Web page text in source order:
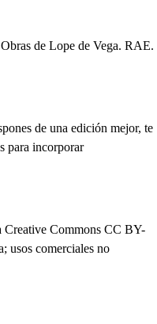
de Lope de Vega. RAE.
de una edición mejor, te
para incorporar
Creative Commons CC BY-
usos comerciales no